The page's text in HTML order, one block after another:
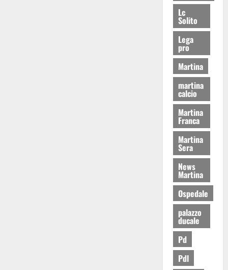
Lc
Solito
Lega
pro
Martina
martina
calcio
Martina
Franca
Martina
Sera
News
Martina
Ospedale
palazzo
ducale
Pd
Pdl